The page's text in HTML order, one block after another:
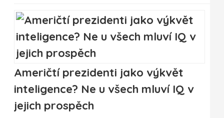
Američtí prezidenti jako výkvět
inteligence? Ne u všech mluví IQ v
jejich prospěch